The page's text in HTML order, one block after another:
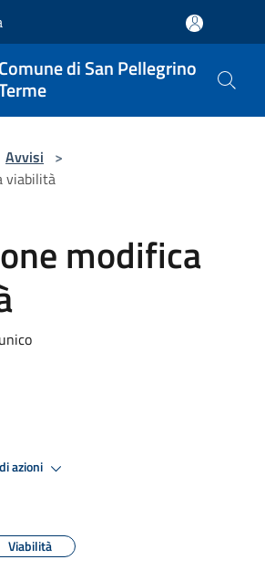
Comune di San Pellegrino
Avvisi >
viabilità
modifica
azioni
Viabilità